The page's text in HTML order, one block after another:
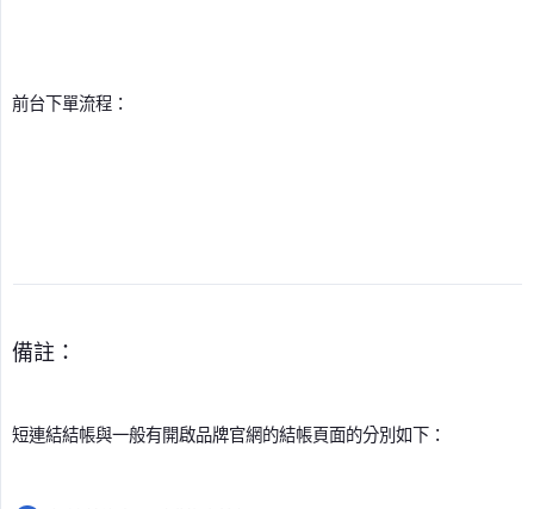
前台下單流程：
備註：
短連結結帳與一般有開啟品牌官網的結帳頁面的分別如下：